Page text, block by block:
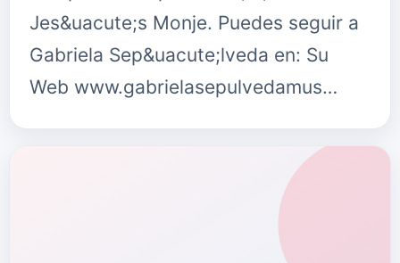
Jes&uacute;s Monje. Puedes seguir a
Gabriela Sep&uacute;lveda en: Su
Web www.gabrielasepulvedamus…